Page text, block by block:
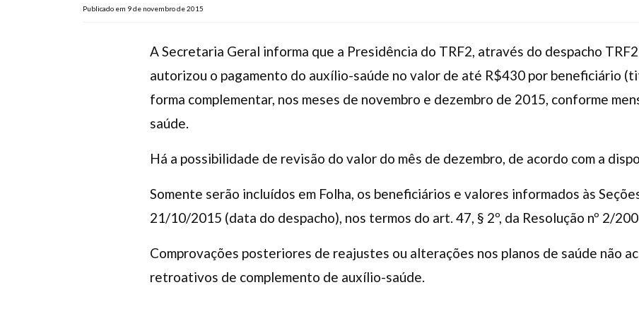
Publicado em 9 de novembro de 2015
A Secretaria Geral informa que a Presidência do TRF2, através do despacho
autorizou o pagamento do auxílio-saúde no valor de até R$430 por beneficiário
forma complementar, nos meses de novembro e dezembro de 2015, conforme
saúde.
Há a possibilidade de revisão do valor do mês de dezembro, de acordo com a
Somente serão incluídos em Folha, os beneficiários e valores informados às
21/10/2015 (data do despacho), nos termos do art. 47, § 2º, da Resolução nº 2/
Comprovações posteriores de reajustes ou alterações nos planos de saúde não
retroativos de complemento de auxílio-saúde.